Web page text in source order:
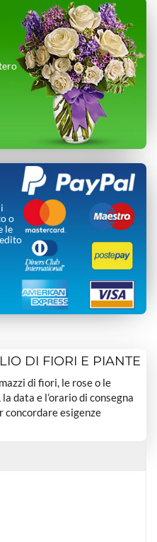
o
le
DI FIORI E PIANTE
di fiori, le rose o le
data e l’orario di consegna
concordare esigenze